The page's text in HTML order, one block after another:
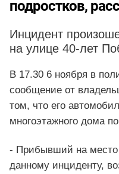
подростков,
Инцидент
на улице 40-лет
В 17.30 6 ноября в
сообщение от
том, что его
многоэтажного дома
- Прибывший на место
данному инциденту,